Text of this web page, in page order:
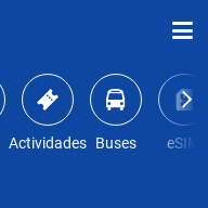
Actividades Buses eSIM